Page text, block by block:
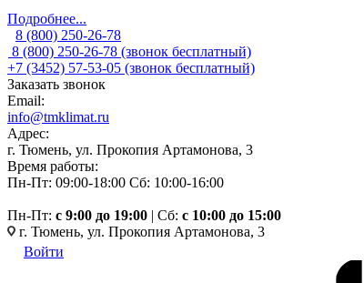
Подробнее...
8 (800) 250-26-78
8 (800) 250-26-78 (звонок бесплатный)
+7 (3452) 57-53-05 (звонок бесплатный)
Заказать звонок
Email:
info@tmklimat.ru
Адрес:
г. Тюмень, ул. Прокопия Артамонова, 3
Время работы:
Пн-Пт: 09:00-18:00 Сб: 10:00-16:00
Пн-Пт: c 9:00 до 19:00 | Сб: с 10:00 до 15:00
г. Тюмень, ул. Прокопия Артамонова, 3
Войти